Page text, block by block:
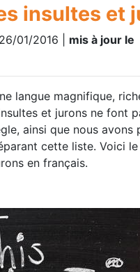
insultes et
01/2016 | mis à jour le
langue magnifique,
et jurons ne font
ainsi que nous avons
cette liste. Voici le
en français.